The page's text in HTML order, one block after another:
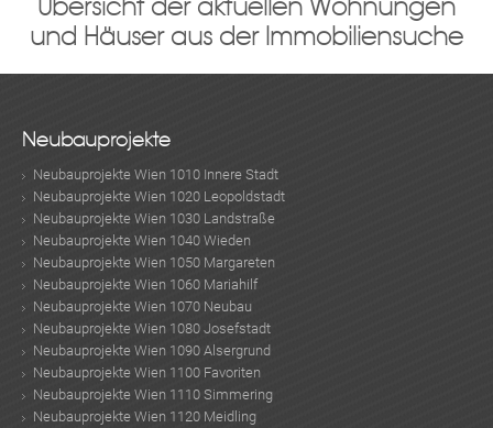
Übersicht der aktuellen Wohnungen
und Häuser aus der Immobiliensuche
Neubauprojekte
Neubauprojekte Wien 1010 Innere Stadt
Neubauprojekte Wien 1020 Leopoldstadt
Neubauprojekte Wien 1030 Landstraße
Neubauprojekte Wien 1040 Wieden
Neubauprojekte Wien 1050 Margareten
Neubauprojekte Wien 1060 Mariahilf
Neubauprojekte Wien 1070 Neubau
Neubauprojekte Wien 1080 Josefstadt
Neubauprojekte Wien 1090 Alsergrund
Neubauprojekte Wien 1100 Favoriten
Neubauprojekte Wien 1110 Simmering
Neubauprojekte Wien 1120 Meidling